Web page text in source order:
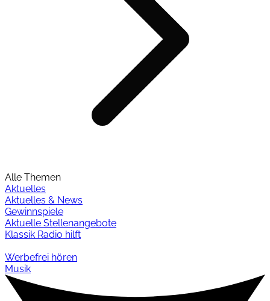
Alle Themen
Aktuelles
Aktuelles & News
Gewinnspiele
Aktuelle Stellenangebote
Klassik Radio hilft
Werbefrei hören
Musik